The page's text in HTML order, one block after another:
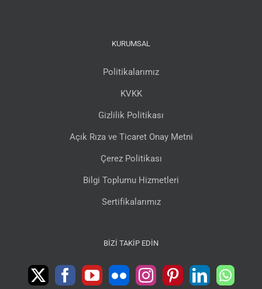
KURUMSAL
Politikalarımız
KVKK
Gizlilik Politikası
Açık Rıza ve Ticaret Onay Metni
Çerez Politikası
Bilgi Toplumu Hizmetleri
Sertifikalarımız
BIZI TAKIP EDIN